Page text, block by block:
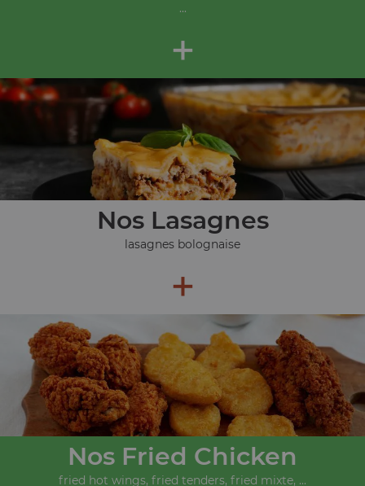
...
+
Nos Lasagnes
lasagnes bolognaise
+
Nos Fried Chicken
fried hot wings, fried tenders, fried mixte, ...